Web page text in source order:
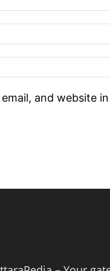
email, and website